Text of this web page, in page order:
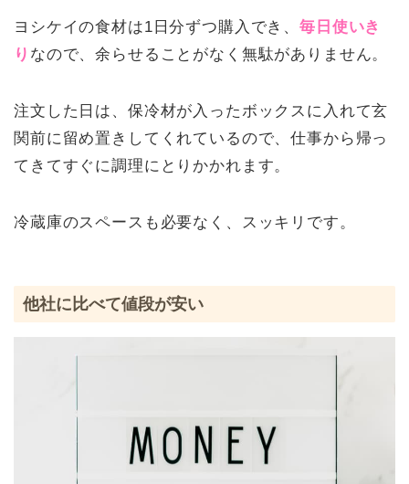
ヨシケイの食材は1日分ずつ購入でき、毎日使いき
り なので、余らせることがなく無駄がありません。
注文した日は、保冷材が入ったボックスに入れて玄
関前に留め置きしてくれているので、仕事から帰っ
てきてすぐに調理にとりかかれます。
冷蔵庫のスペースも必要なく、スッキリです。
他社に比べて値段が安い